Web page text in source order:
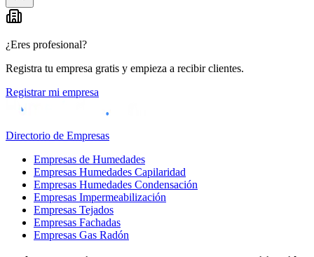
−
¿Eres profesional?
Registra tu empresa gratis y empieza a recibir clientes.
Registrar mi empresa
Directorio de Empresas
Empresas de Humedades
Empresas Humedades Capilaridad
Empresas Humedades Condensación
Empresas Impermeabilización
Empresas Tejados
Empresas Fachadas
Empresas Gas Radón